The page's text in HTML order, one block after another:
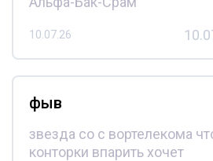
10.07.26
фыв
звезда со с вортелекома
конторки впарить хочет